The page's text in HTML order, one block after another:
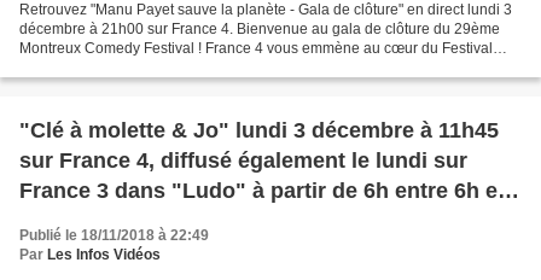
Retrouvez "Manu Payet sauve la planète - Gala de clôture" en direct lundi 3
décembre à 21h00 sur France 4. Bienvenue au gala de clôture du 29ème
Montreux Comedy Festival ! France 4 vous emmène au cœur du Festival
"Clé à molette & Jo" lundi 3 décembre à 11h45
sur France 4, diffusé également le lundi sur
France 3 dans "Ludo" à partir de 6h entre 6h et
Publié le 18/11/2018 à 22:49
Par Les Infos Vidéos